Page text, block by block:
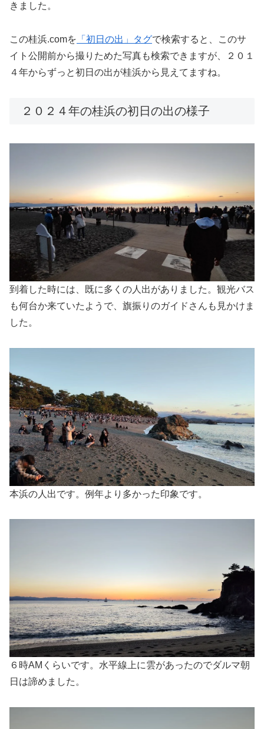
きました。
この桂浜.comを 「初日の出」タグで検索すると、このサ
イト公開前から撮りためた写真も検索できますが、２０１
４年からずっと初日の出が桂浜から見えてますね。
２０２４年の桂浜の初日の出の様子
到着した時には、既に多くの人出がありました。観光バス
も何台か来ていたようで、旗振りのガイドさんも見かけま
した。
本浜の人出です。例年より多かった印象です。
６時AMくらいです。水平線上に雲があったのでダルマ朝
日は諦めました。